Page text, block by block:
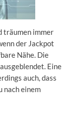
träumen immer
der Jackpot
Nähe. Die
Eine
auch, dass
nach einem